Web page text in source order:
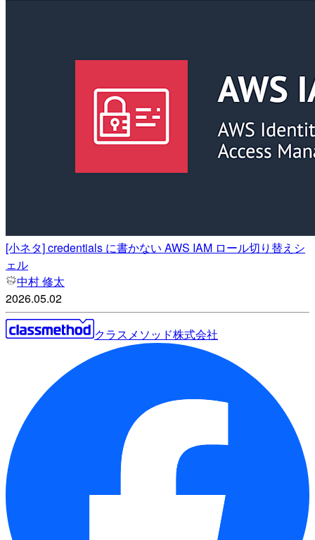
[小ネタ] credentials に書かない AWS IAM ロール切り替えシ
ェル
中村 修太
2026.05.02
クラスメソッド株式会社